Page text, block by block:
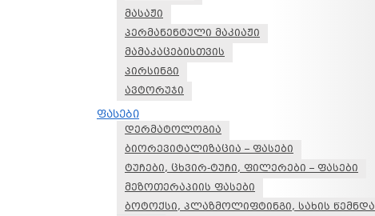
მასაჟი
პერმანენტული მაკიაჟი
მამაკაცებისთვის
პირსინგი
ავტორუჯი
ფასები
დერმატოლოგია
ბიორევიტალიზაცია – ფასები
ტუჩები, ცხვირ-ტუჩი, ფილერები – ფასები
მეზოთერაპიის ფასები
ბოტოქსი, პლაზმოლიფტინგი, სახის წემნდა